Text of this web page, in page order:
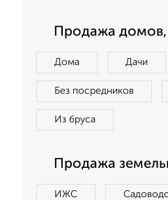
Продажа домов,
Дома Дачи
Без посредников
Из бруса
Продажа
ИЖС